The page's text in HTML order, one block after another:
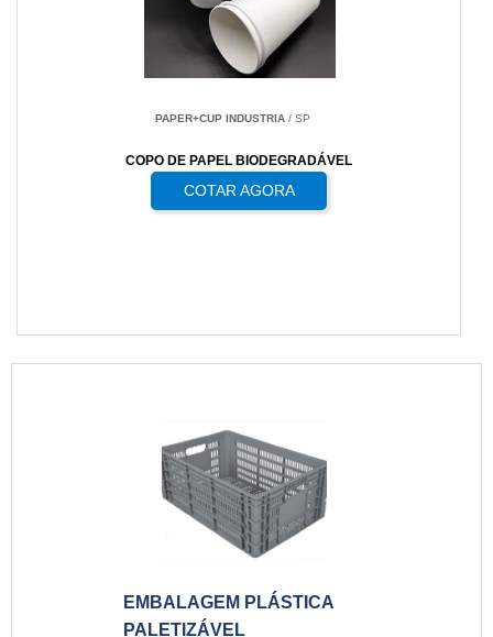
PAPER+CUP INDUSTRIA / SP
COPO DE PAPEL BIODEGRADÁVEL
COTAR AGORA
EMBALAGEM PLÁSTICA
PALETIZÁVEL